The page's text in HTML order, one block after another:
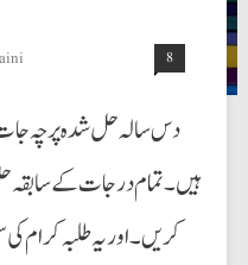
8
دس سالہ حل شدہ پرچہ
کریں۔ اوریہ طلبہ کرام